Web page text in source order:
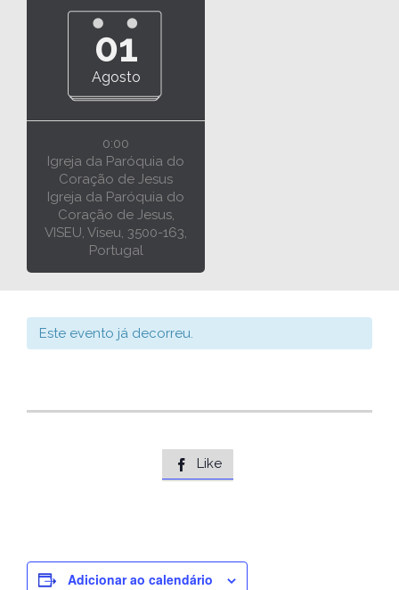
01
Agosto
0:00
Igreja da Paróquia do
Coração de Jesus
Igreja da Paróquia do
Coração de Jesus,
VISEU, Viseu, 3500-163,
Portugal
Este evento já decorreu.
 Like
Adicionar ao calendário